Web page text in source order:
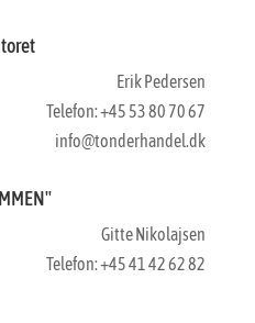
Erik Pedersen
Telefon: +45 53 80 70 67
info@tonderhandel.dk
Gitte Nikolajsen
Telefon: +45 41 42 62 82